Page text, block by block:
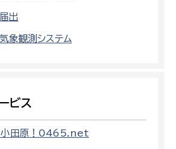
出
象観測システム
ビス
小田原！0465.net